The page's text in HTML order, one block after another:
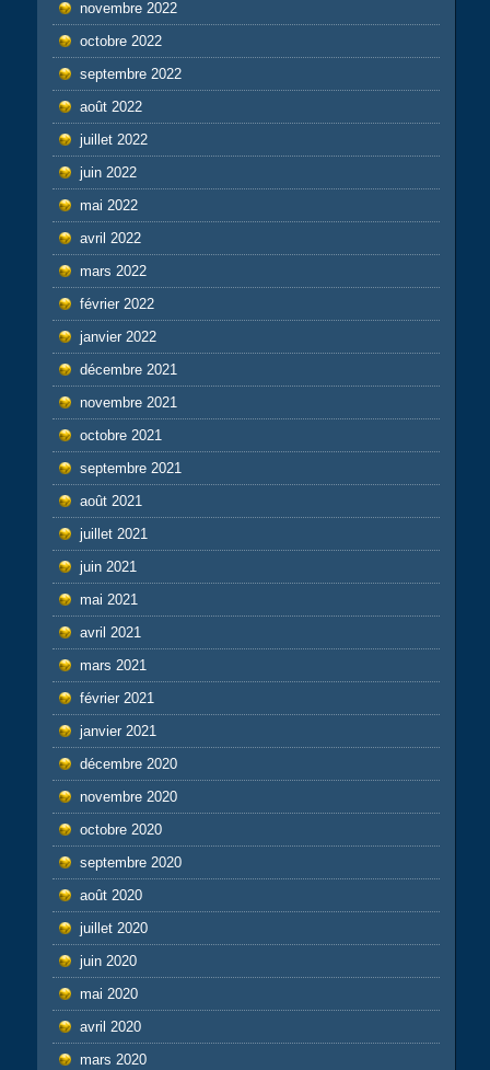
novembre 2022
octobre 2022
septembre 2022
août 2022
juillet 2022
juin 2022
mai 2022
avril 2022
mars 2022
février 2022
janvier 2022
décembre 2021
novembre 2021
octobre 2021
septembre 2021
août 2021
juillet 2021
juin 2021
mai 2021
avril 2021
mars 2021
février 2021
janvier 2021
décembre 2020
novembre 2020
octobre 2020
septembre 2020
août 2020
juillet 2020
juin 2020
mai 2020
avril 2020
mars 2020